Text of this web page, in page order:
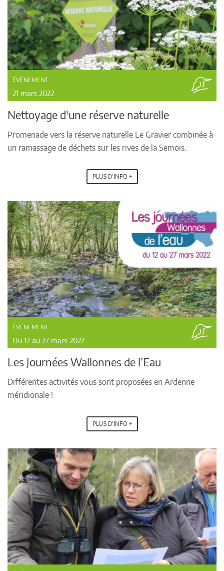
ÉVÉNEMENT
21 mars 2022
Nettoyage d'une réserve naturelle
Promenade vers la réserve naturelle Le Gravier combinée à
un ramassage de déchets sur les rives de la Semois.
PLUS D'INFO +
ÉVÉNEMENT
Du 12 au 27 mars 2022
Les Journées Wallonnes de l’Eau
Différentes activités vous sont proposées en Ardenne
méridionale !
PLUS D'INFO +